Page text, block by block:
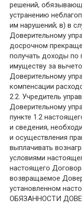
решений,
устранению
им нарушений; в) в
Доверительному
досрочном
получать доходы по
имуществу за
Доверительному
компенсации
2.2. Учредитель
Доверительному
пункте 1.2
и сведения,
и осуществления
выплачивать
условиями
настоящего
возвращаемое
установленном
ОБЯЗАННОСТИ